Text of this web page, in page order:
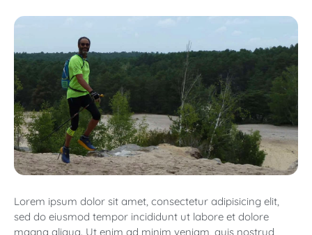
Lorem ipsum dolor sit amet, consectetur adipisicing elit,
sed do eiusmod tempor incididunt ut labore et dolore
magna aliqua. Ut enim ad minim veniam, quis nostrud